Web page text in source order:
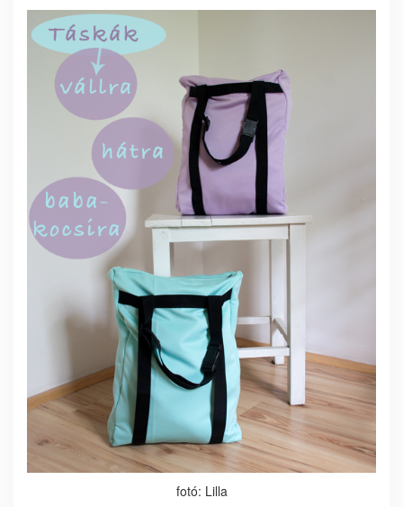
fotó: Lilla